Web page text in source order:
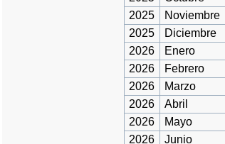
2025
Noviembre
2025
Diciembre
2026
Enero
2026
Febrero
2026
Marzo
2026
Abril
2026
Mayo
2026
Junio